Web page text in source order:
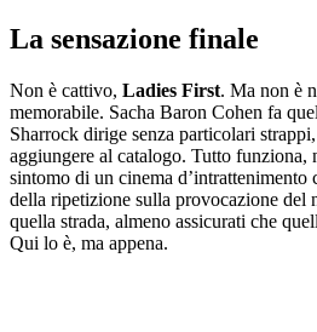
La sensazione finale
Non è cattivo, Ladies First. Ma non è
memorabile. Sacha Baron Cohen fa
Sharrock dirige senza particolari
aggiungere al catalogo. Tutto funziona,
sintomo di un cinema d’intrattenimento
della ripetizione sulla provocazione del
quella strada, almeno assicurati che
Qui lo è, ma appena.